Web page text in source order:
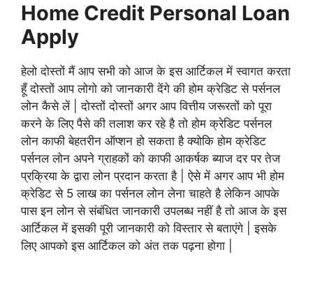
Home Credit Personal Loan
Apply
हेलो दोस्तों मैं आप सभी को आज के इस आर्टिकल में स्वागत करता
हूँ दोस्तों आप लोगो को जानकारी देंगे की होम क्रेडिट से पर्सनल
लोन कैसे लें | दोस्तों दोस्तों अगर आप वित्तीय जरूरतों को पूरा
करने के लिए पैसे की तलाश कर रहे है तो होम क्रेडिट पर्सनल
लोन काफी बेहतरीन ऑप्शन हो सकता है क्योकि होम क्रेडिट
पर्सनल लोन अपने ग्राहकों को काफी आकर्षक ब्याज दर पर तेज
प्रक्रिया के द्वारा लोन प्रदान करता है | ऐसे में अगर आप भी होम
क्रेडिट से 5 लाख का पर्सनल लोन लेना चाहते है लेकिन आपके
पास इन लोन से संबंधित जानकारी उपलब्ध नहीं है तो आज के इस
आर्टिकल में इसकी पूरी जानकारी को विस्तार से बताएंगे | इसके
लिए आपको इस आर्टिकल को अंत तक पढ़ना होगा |